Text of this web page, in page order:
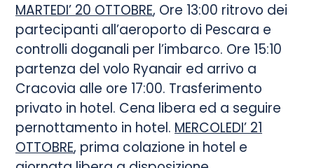
MARTEDI’ 20 OTTOBRE, Ore 13:00 ritrovo dei
partecipanti all’aeroporto di Pescara e
controlli doganali per l’imbarco. Ore 15:10
partenza del volo Ryanair ed arrivo a
Cracovia alle ore 17:00. Trasferimento
privato in hotel. Cena libera ed a seguire
pernottamento in hotel. MERCOLEDI’ 21
OTTOBRE, prima colazione in hotel e